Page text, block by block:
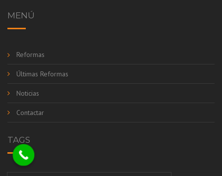
MENÚ
Reformas
Últimas Reformas
Noticias
Contactar
TAGS